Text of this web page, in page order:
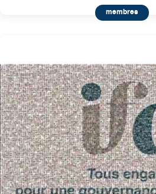
membres